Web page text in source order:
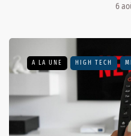
6
A LA UNE HIGH TECH